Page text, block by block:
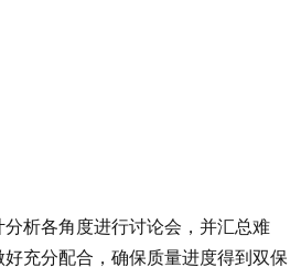
析各角度进行讨论会，并汇总难
充分配合，确保质量进度得到双保